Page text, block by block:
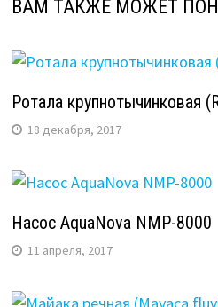
ВАМ ТАКЖЕ МОЖЕТ
Ротала крупнотычинковая
18 декабря, 2017
Насос AquaNova NMP-8000
11 апреля, 2017